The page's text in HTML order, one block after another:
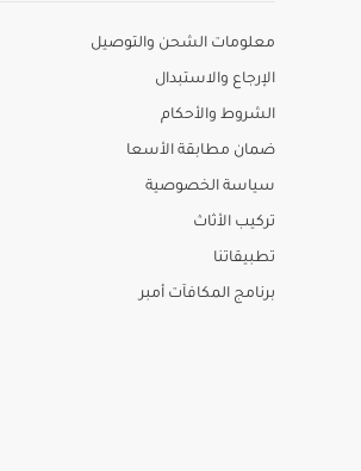
معلومات الشحن والتوصيل
الإرجاع والاستبدال
الشروط والأحكام
ضمان مطابقة الأسعا
سياسة الخصوصية
تركيب الأثاث
تطبيقاتنا
برنامج المكافآت أمبر